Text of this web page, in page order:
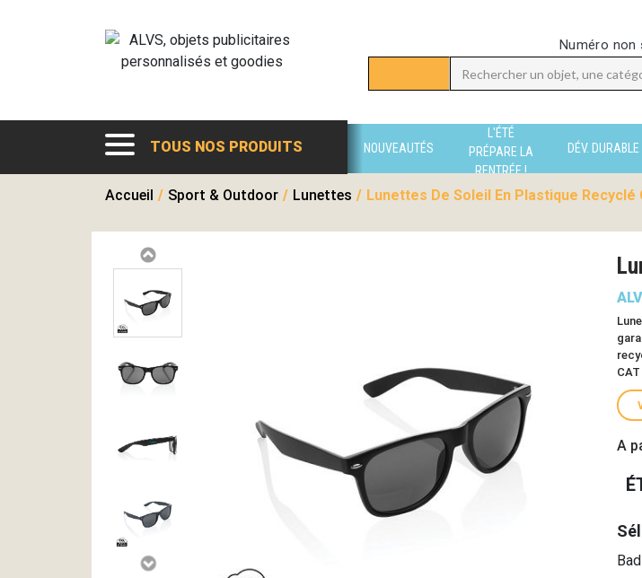
Numéro non
TOUS NOS PRODUITS NOUVEAUTÉS
L'ÉTÉ
PRÉPARE LA
RENTRÉE !
DÉV. DURABLE
Accueil / Sport & Outdoor / Lunettes / Lunettes De Soleil En Plastique Recyclé
A